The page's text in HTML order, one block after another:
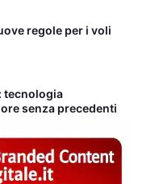
regole per i voli
tecnologia
senza precedenti